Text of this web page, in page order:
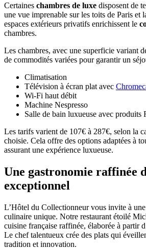
Certaines chambres de luxe disposent de
une vue imprenable sur les toits de Paris et
espaces extérieurs privatifs enrichissent le
chambres.
Les chambres, avec une superficie variant
de commodités variées pour garantir un
Climatisation
Télévision à écran plat avec
Wi-Fi haut débit
Machine Nespresso
Salle de bain luxueuse avec produits
Les tarifs varient de 107€ à 287€, selon la
choisie. Cela offre des options adaptées à
assurant une expérience luxueuse.
Une gastronomie raffinée
exceptionnel
L’Hôtel du Collectionneur vous invite à une
culinaire unique. Notre restaurant étoilé
cuisine française raffinée, élaborée à partir
Le chef talentueux crée des plats qui
tradition et innovation.